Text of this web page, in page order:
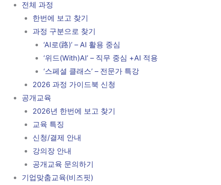
전체 과정
한번에 보고 찾기
과정 구분으로 찾기
‘AI로(路)’ – AI 활용 중심
‘위드(With)AI’ – 직무 중심 +AI 적용
‘스페셜 클래스’ – 전문가 특강
2026 과정 가이드북 신청
공개교육
2026년 한번에 보고 찾기
교육 특징
신청/결제 안내
강의장 안내
공개교육 문의하기
기업맞춤교육(비즈핏)